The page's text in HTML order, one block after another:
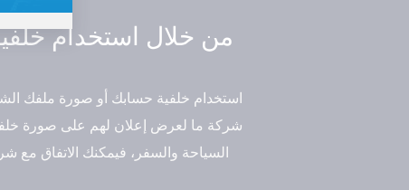
استخدام خلفية حسابك أو صورة ملفك
شركة ما لعرض إعلان لهم على صورة
السياحة والسفر، فيمكنك الاتفاق